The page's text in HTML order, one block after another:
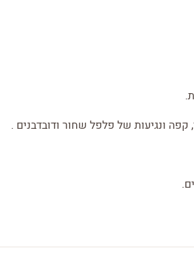
ונגיעות של פלפל שחור ודובדבנים .